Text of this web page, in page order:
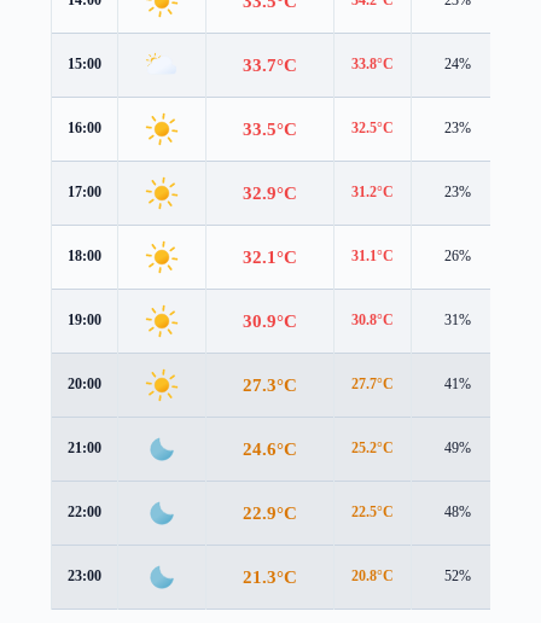
15:00 33.7°C 33.8°C 24%
16:00 33.5°C 32.5°C 23%
17:00 32.9°C 31.2°C 23%
18:00 32.1°C 31.1°C 26%
19:00 30.9°C 30.8°C 31%
20:00 27.3°C 27.7°C 41%
21:00 24.6°C 25.2°C 49%
22:00 22.9°C 22.5°C 48%
23:00 21.3°C 20.8°C 52%